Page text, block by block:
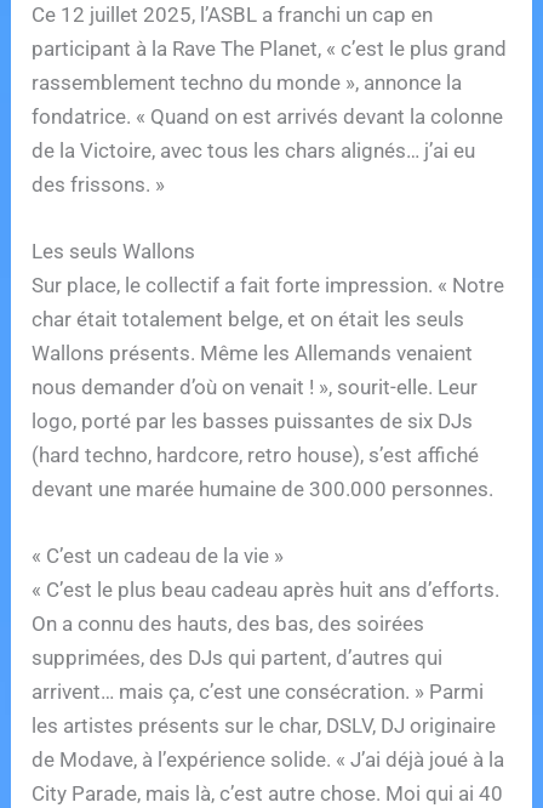
Ce 12 juillet 2025, l’ASBL a franchi un cap en
participant à la Rave The Planet, « c’est le plus grand
rassemblement techno du monde », annonce la
fondatrice. « Quand on est arrivés devant la colonne
de la Victoire, avec tous les chars alignés… j’ai eu
des frissons. »
Les seuls Wallons
Sur place, le collectif a fait forte impression. « Notre
char était totalement belge, et on était les seuls
Wallons présents. Même les Allemands venaient
nous demander d’où on venait ! », sourit-elle. Leur
logo, porté par les basses puissantes de six DJs
(hard techno, hardcore, retro house), s’est affiché
devant une marée humaine de 300.000 personnes.
« C’est un cadeau de la vie »
« C’est le plus beau cadeau après huit ans d’efforts.
On a connu des hauts, des bas, des soirées
supprimées, des DJs qui partent, d’autres qui
arrivent… mais ça, c’est une consécration. » Parmi
les artistes présents sur le char, DSLV, DJ originaire
de Modave, à l’expérience solide. « J’ai déjà joué à la
City Parade, mais là, c’est autre chose. Moi qui ai 40